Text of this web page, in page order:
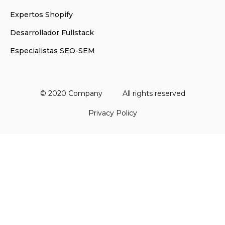
Expertos Shopify
Desarrollador Fullstack
Especialistas SEO-SEM
© 2020 Company All rights reserved
Privacy Policy